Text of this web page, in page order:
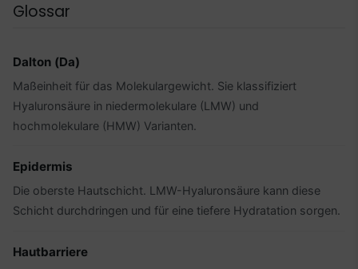
Glossar
Dalton (Da)
Maßeinheit für das Molekulargewicht. Sie klassifiziert
Hyaluronsäure in niedermolekulare (LMW) und
hochmolekulare (HMW) Varianten.
Epidermis
Die oberste Hautschicht. LMW-Hyaluronsäure kann diese
Schicht durchdringen und für eine tiefere Hydratation sorgen.
Hautbarriere